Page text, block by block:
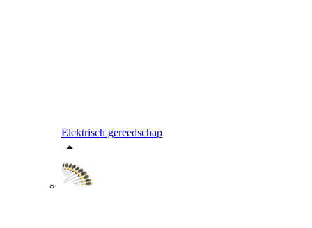
Elektrisch gereedschap